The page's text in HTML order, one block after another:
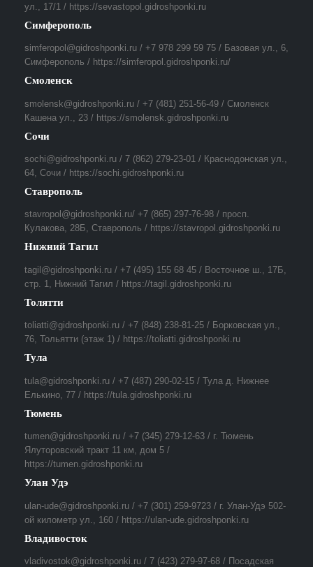
ул., 17/1 / https://sevastopol.gidroshponki.ru
Симферополь
simferopol@gidroshponki.ru / +7 978 299 59 75 / Базовая ул., 6,
Симферополь / https://simferopol.gidroshponki.ru/
Смоленск
smolensk@gidroshponki.ru / +7 (481) 251-56-49 / Смоленск
Кашена ул., 23 / https://smolensk.gidroshponki.ru
Сочи
sochi@gidroshponki.ru / 7 (862) 279-23-01 / Краснодонская ул.,
64, Сочи / https://sochi.gidroshponki.ru
Ставрополь
stavropol@gidroshponki.ru/ +7 (865) 297-76-98 / просп.
Кулакова, 28Б, Ставрополь / https://stavropol.gidroshponki.ru
Нижний Тагил
tagil@gidroshponki.ru / +7 (495) 155 68 45 / Восточное ш., 17Б,
стр. 1, Нижний Тагил / https://tagil.gidroshponki.ru
Толятти
toliatti@gidroshponki.ru / +7 (848) 238-81-25 / Борковская ул.,
76, Тольятти (этаж 1) / https://toliatti.gidroshponki.ru
Тула
tula@gidroshponki.ru / +7 (487) 290-02-15 / Тула д. Нижнее
Елькино, 77 / https://tula.gidroshponki.ru
Тюмень
tumen@gidroshponki.ru / +7 (345) 279-12-63 / г. Тюмень
Ялуторовский тракт 11 км, дом 5 /
https://tumen.gidroshponki.ru
Улан Удэ
ulan-ude@gidroshponki.ru / +7 (301) 259-9723 / г. Улан-Удэ 502-
ой километр ул., 160 / https://ulan-ude.gidroshponki.ru
Владивосток
vladivostok@gidroshponki.ru / 7 (423) 279-97-68 / Посадская